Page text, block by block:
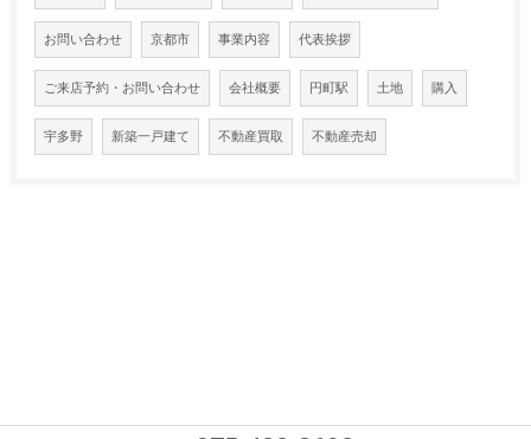
お問い合わせ 京都市 事業内容 代表挨拶
ご来店予約・お問い合わせ 会社概要 円町駅 土地 購入
宇多野 新築一戸建て 不動産買取 不動産売却